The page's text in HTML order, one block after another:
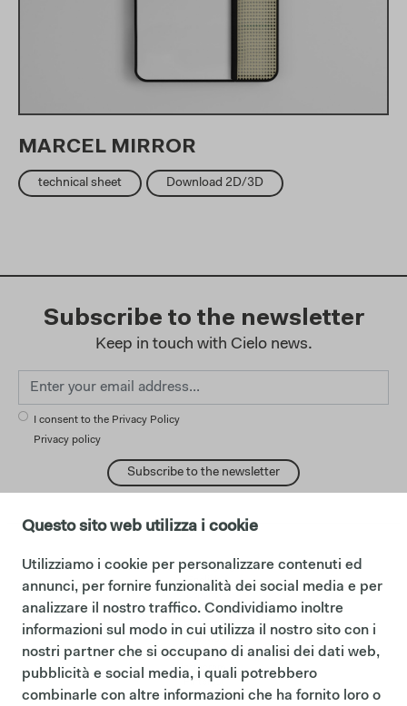
Questo sito web utilizza i cookie
Utilizziamo i cookie per personalizzare contenuti ed
annunci, per fornire funzionalità dei social media e per
analizzare il nostro traffico. Condividiamo inoltre
informazioni sul modo in cui utilizza il nostro sito con i
nostri partner che si occupano di analisi dei dati web,
pubblicità e social media, i quali potrebbero
combinarle con altre informazioni che ha fornito loro o
MARCEL MIRROR
technical sheet Download 2D/3D
Subscribe to the newsletter
Keep in touch with Cielo news.
I consent to the Privacy Policy
Privacy policy
Subscribe to the newsletter
change language:
English
Français
Facebook
Instagram
Pinterest